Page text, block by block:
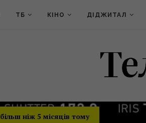
ТБ КІНО ДІДЖИТАЛ
більш ніж 5 місяців тому